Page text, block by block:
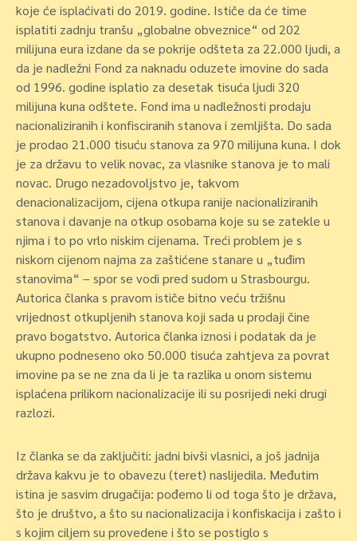
koje će isplaćivati do 2019. godine. Ističe da će time
isplatiti zadnju tranšu „globalne obveznice“ od 202
milijuna eura izdane da se pokrije odšteta za 22.000 ljudi, a
da je nadležni Fond za naknadu oduzete imovine do sada
od 1996. godine isplatio za desetak tisuća ljudi 320
milijuna kuna odštete. Fond ima u nadležnosti prodaju
nacionaliziranih i konfisciranih stanova i zemljišta. Do sada
je prodao 21.000 tisuću stanova za 970 milijuna kuna. I dok
je za državu to velik novac, za vlasnike stanova je to mali
novac. Drugo nezadovoljstvo je, takvom
denacionalizacijom, cijena otkupa ranije nacionaliziranih
stanova i davanje na otkup osobama koje su se zatekle u
njima i to po vrlo niskim cijenama. Treći problem je s
niskom cijenom najma za zaštićene stanare u „tuđim
stanovima“ – spor se vodi pred sudom u Strasbourgu.
Autorica članka s pravom ističe bitno veću tržišnu
vrijednost otkupljenih stanova koji sada u prodaji čine
pravo bogatstvo. Autorica članka iznosi i podatak da je
ukupno podneseno oko 50.000 tisuća zahtjeva za povrat
imovine pa se ne zna da li je ta razlika u onom sistemu
isplaćena prilikom nacionalizacije ili su posrijedi neki drugi
razlozi.
Iz članka se da zaključiti: jadni bivši vlasnici, a još jadnija
država kakvu je to obavezu (teret) naslijedila. Međutim
istina je sasvim drugačija: pođemo li od toga što je država,
što je društvo, a što su nacionalizacija i konfiskacija i zašto i
s kojim ciljem su provedene i što se postiglo s